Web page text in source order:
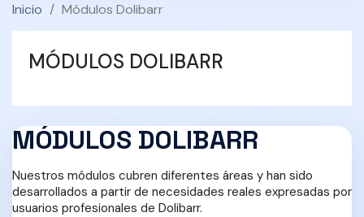
Inicio Módulos Dolibarr
MÓDULOS DOLIBARR
MÓDULOS DOLIBARR
Nuestros módulos cubren diferentes áreas y han sido
desarrollados a partir de necesidades reales expresadas por
usuarios profesionales de Dolibarr.